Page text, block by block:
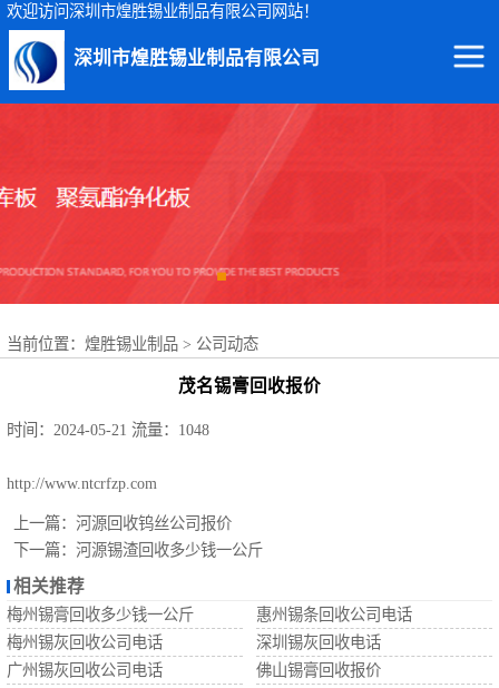
欢迎访问深圳市煌胜锡业制品有限公司网站！
深圳市煌胜锡业制品有限公司
当前位置： 煌胜锡业制品 > 公司动态
茂名锡膏回收报价
时间：2024-05-21 流量：1048
http://www.ntcrfzp.com
上一篇： 河源回收钨丝公司报价
下一篇： 河源锡渣回收多少钱一公斤
相关推荐
梅州锡膏回收多少钱一公斤
惠州锡条回收公司电话
梅州锡灰回收公司电话
深圳锡灰回收电话
广州锡灰回收公司电话
佛山锡膏回收报价
回收锡条
回收锡膏
回收锡锭
回收锡珠
回收锡